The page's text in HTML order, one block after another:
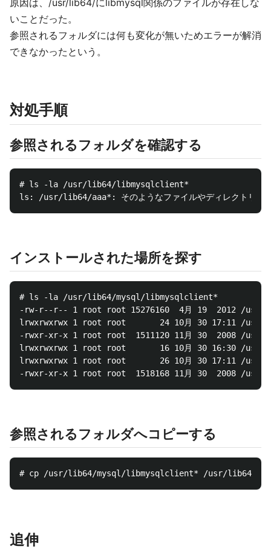
原因は、/usr/lib64/にlibmysql関係のファイルが存在しな
いことだった。
参照されるフォルダには何も変化が無いためエラーが解消
できなかったという。
対処手順
参照されるフォルダを確認する
# ls -la /usr/lib64/libmysqlclient*
インストールされた場所を探す
# ls -la /usr/lib64/mysql/libmysqlclient*
-rw-r--r-- 1 root root 15276160  4月 19  2012 /usr/
lrwxrwxrwx 1 root root       24 10月 30 17:11 /
-rwxr-xr-x 1 root root  1511120 11月 30  2008 /
lrwxrwxrwx 1 root root       16 10月 30 16:30 /
lrwxrwxrwx 1 root root       26 10月 30 17:11 /
参照されるフォルダへコピーする
追伸